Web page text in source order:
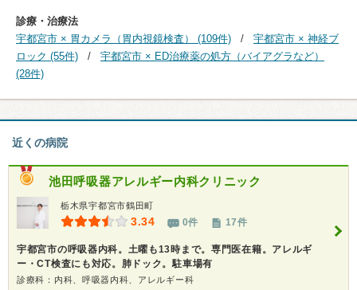
診療・治療法
宇都宮市 × 胃カメラ（胃内視鏡検査） (109件)
宇都宮市 × 神経ブ
ロック (55件)
宇都宮市 × ED治療薬の処方（バイアグラなど）
(28件)
近くの病院
池田呼吸器アレルギー内科クリニック
栃木県宇都宮市鶴田町
3.34 0件 17件
宇都宮市の呼吸器内科。土曜も13時まで。専門医在籍。アレルギ
ー・CT検査にも対応。肺ドック。駐車場有
診療科：内科、呼吸器内科、アレルギー科